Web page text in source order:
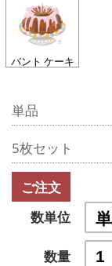
バント ケーキ
単品
5枚セット
ご注文
数単位
数量